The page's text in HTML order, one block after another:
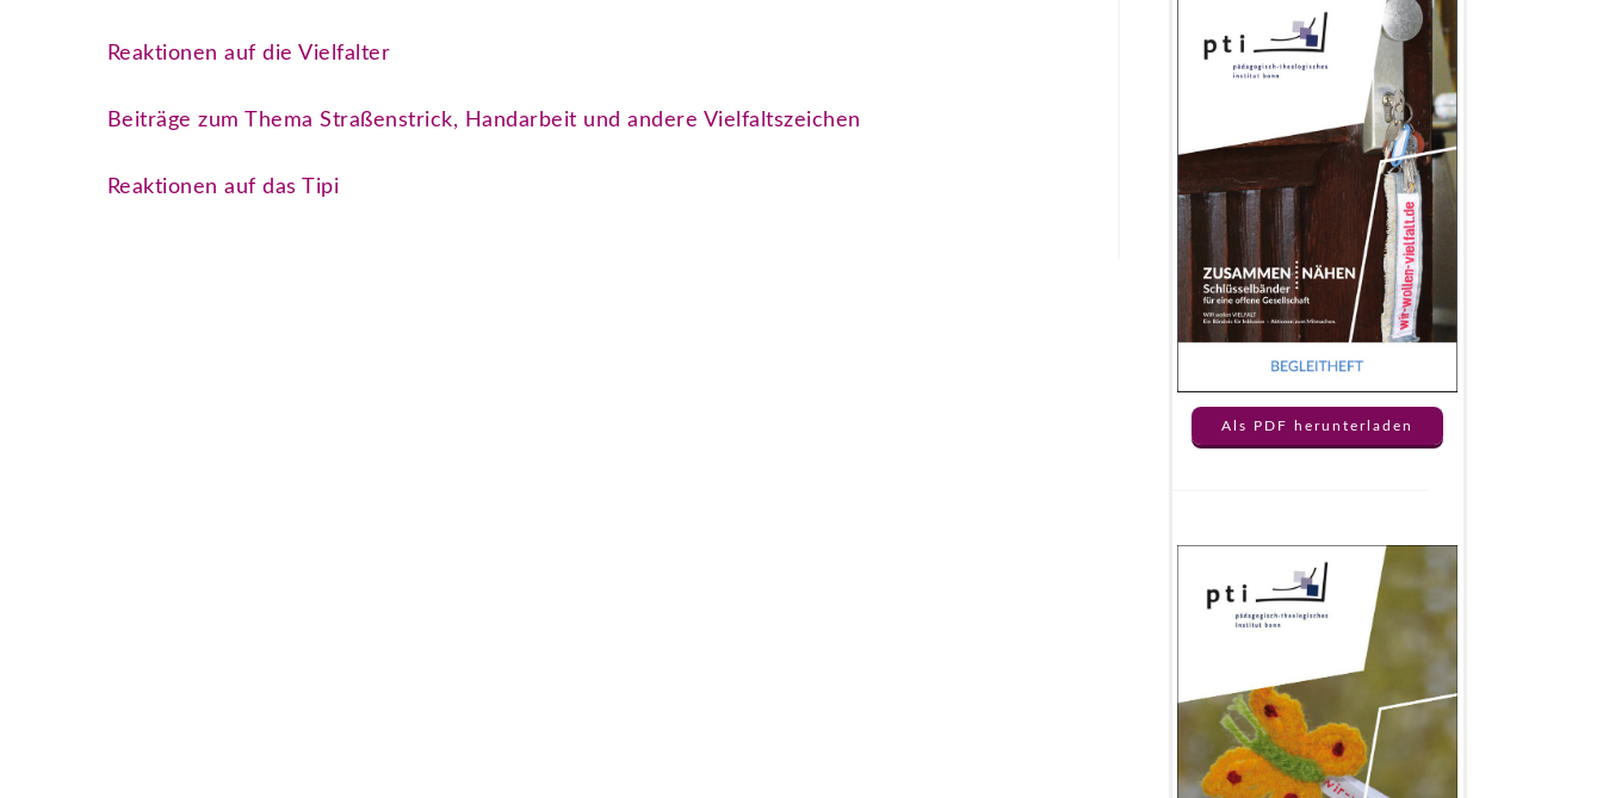
Reaktionen auf die Vielfalter
Beiträge zum Thema Straßenstrick, Handarbeit und andere Vielfaltszeichen
Reaktionen auf das Tipi
Als PDF herunterladen